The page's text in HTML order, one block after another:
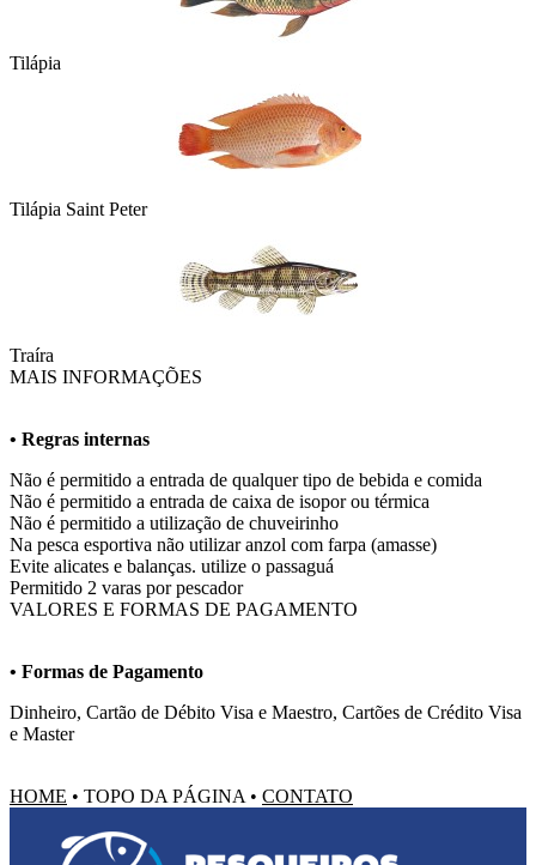
Tilápia
Tilápia Saint Peter
Traíra
MAIS INFORMAÇÕES
• Regras internas
Não é permitido a entrada de qualquer tipo de bebida e comida
Não é permitido a entrada de caixa de isopor ou térmica
Não é permitido a utilização de chuveirinho
Na pesca esportiva não utilizar anzol com farpa (amasse)
Evite alicates e balanças. utilize o passaguá
Permitido 2 varas por pescador
VALORES E FORMAS DE PAGAMENTO
• Formas de Pagamento
Dinheiro, Cartão de Débito Visa e Maestro, Cartões de Crédito Visa
e Master
HOME • TOPO DA PÁGINA • CONTATO